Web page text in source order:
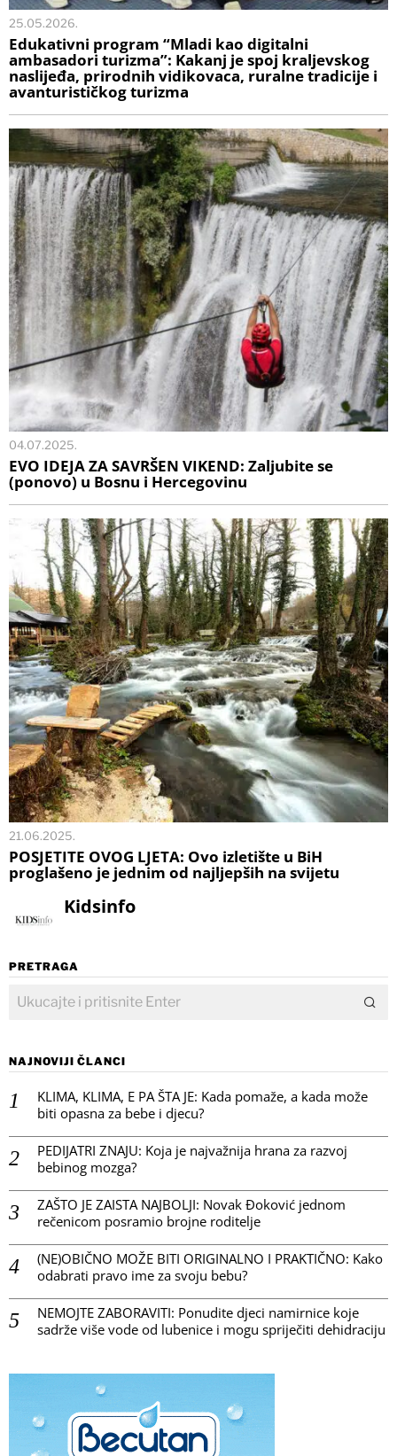
25.05.2026.
Edukativni program “Mladi kao digitalni
ambasadori turizma”: Kakanj je spoj kraljevskog
naslijeđa, prirodnih vidikovaca, ruralne tradicije i
avanturističkog turizma
04.07.2025.
EVO IDEJA ZA SAVRŠEN VIKEND: Zaljubite se
(ponovo) u Bosnu i Hercegovinu
21.06.2025.
POSJETITE OVOG LJETA: Ovo izletište u BiH
proglašeno je jednim od najljepših na svijetu
Kidsinfo
PRETRAGA
NAJNOVIJI ČLANCI
KLIMA, KLIMA, E PA ŠTA JE: Kada pomaže, a kada može
biti opasna za bebe i djecu?
PEDIJATRI ZNAJU: Koja je najvažnija hrana za razvoj
bebinog mozga?
ZAŠTO JE ZAISTA NAJBOLJI: Novak Đoković jednom
rečenicom posramio brojne roditelje
(NE)OBIČNO MOŽE BITI ORIGINALNO I PRAKTIČNO: Kako
odabrati pravo ime za svoju bebu?
NEMOJTE ZABORAVITI: Ponudite djeci namirnice koje
sadrže više vode od lubenice i mogu spriječiti dehidraciju